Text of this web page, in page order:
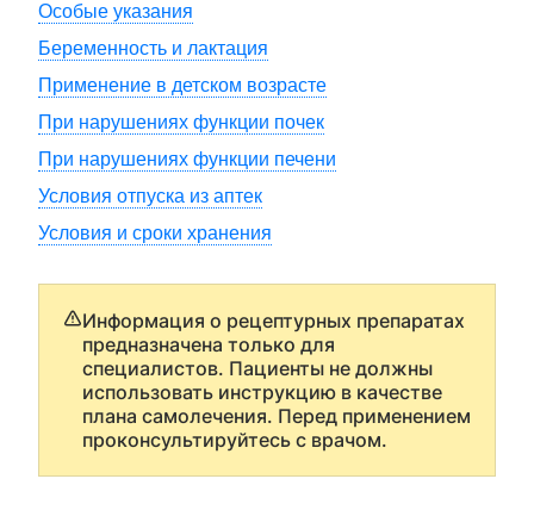
Особые указания
Беременность и лактация
Применение в детском возрасте
При нарушениях функции почек
При нарушениях функции печени
Условия отпуска из аптек
Условия и сроки хранения
Информация о рецептурных препаратах
предназначена только для
специалистов. Пациенты не должны
использовать инструкцию в качестве
плана самолечения. Перед применением
проконсультируйтесь с врачом.